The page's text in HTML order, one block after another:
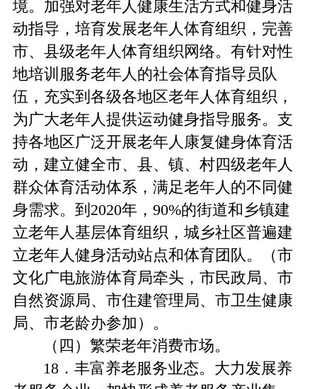
境。加强对老年人健康生活方式和健身活
动指导，培育发展老年人体育组织，完善
市、县级老年人体育组织网络。有针对性
地培训服务老年人的社会体育指导员队
伍，充实到各级各地区老年人体育组织，
为广大老年人提供运动健身指导服务。支
持各地区广泛开展老年人康复健身体育活
动，建立健全市、县、镇、村四级老年人
群众体育活动体系，满足老年人的不同健
身需求。到2020年，90%的街道和乡镇建
立老年人基层体育组织，城乡社区普遍建
立老年人健身活动站点和体育团队。（市
文化广电旅游体育局牵头，市民政局、市
自然资源局、市住建管理局、市卫生健康
局、市老龄办参加）。
（四）繁荣老年消费市场。
18．丰富养老服务业态。大力发展养